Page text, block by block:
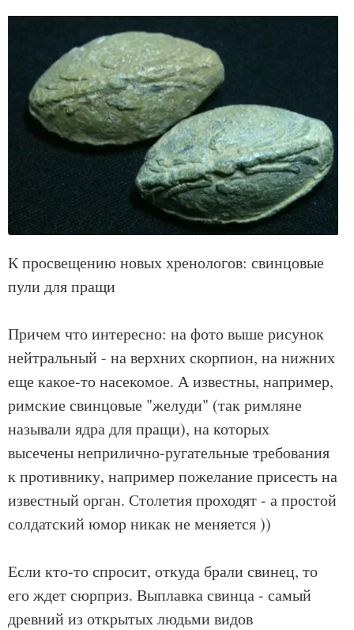
К просвещению новых хренологов: свинцовые
пули для пращи
Причем что интересно: на фото выше рисунок
нейтральный - на верхних скорпион, на нижних
еще какое-то насекомое. А известны, например,
римские свинцовые "желуди" (так римляне
называли ядра для пращи), на которых
высечены неприлично-ругательные требования
к противнику, например пожелание присесть на
известный орган. Столетия проходят - а простой
солдатский юмор никак не меняется ))
Если кто-то спросит, откуда брали свинец, то
его ждет сюрприз. Выплавка свинца - самый
древний из открытых людьми видов